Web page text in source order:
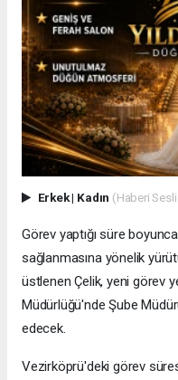
Erkek| Kadın (Haberi
Görev yaptığı süre
sağlanmasına yönelik
üstlenen Çelik, yeni görev
Müdürlüğü'nde Şube
edecek.
Vezirköprü'deki görev